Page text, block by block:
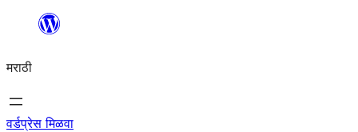
सामुग्रीवर
मराठी
वर्डप्रेस मिळवा